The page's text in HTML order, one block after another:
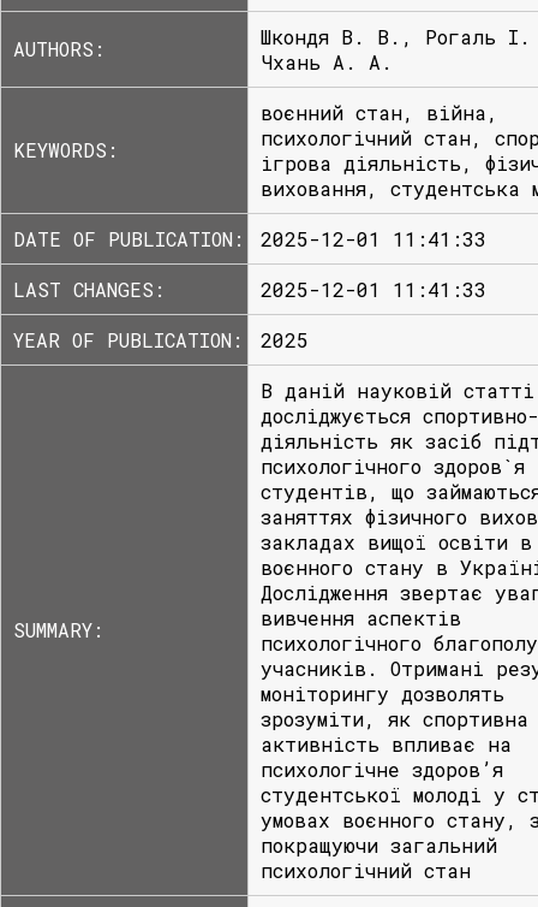
AUTHORS:
Шкондя В. В., Рогаль
Чхань А. А.
KEYWORDS:
воєнний стан, війна,
психологічний стан,
ігрова діяльність,
виховання, студентська
DATE OF PUBLICATION:
2025-12-01 11:41:33
LAST CHANGES:
2025-12-01 11:41:33
YEAR OF PUBLICATION:
2025
SUMMARY:
В даній науковій статті
досліджується
діяльність як засіб
психологічного здоров`я
студентів, що
заняттях фізичного
закладах вищої освіти
воєнного стану в
Дослідження звертає
вивчення аспектів
психологічного
учасників. Отримані
моніторингу дозволять
зрозуміти, як спортивна
активність впливає на
психологічне здоров’я
студентської молоді у
умовах воєнного стану,
покращуючи загальний
психологічний стан